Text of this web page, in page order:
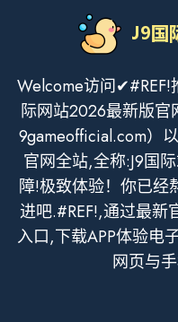
Welcome访问✔#REF!
际网站2026最新版官
9gameofficial.com）
官网全站,全称:J9国
障!极致体验！你已经
进吧.#REF!,通过最新
入口,下载APP体验电
网页与